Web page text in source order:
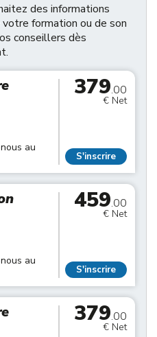
des informations
formation ou de son
conseillers dès
au
379.00
€ Net
S'inscrire
au
459.00
€ Net
S'inscrire
379.00
€ Net